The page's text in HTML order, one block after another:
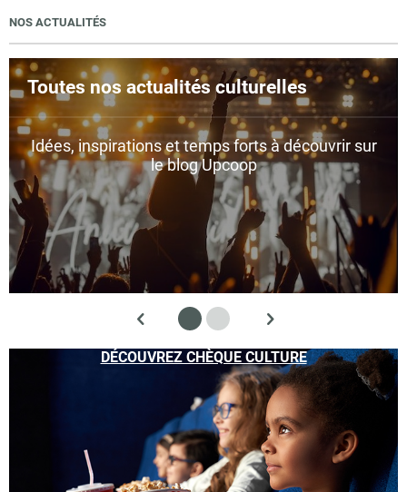
NOS ACTUALITÉS
Toutes nos actualités culturelles
Idées, inspirations et temps forts à découvrir sur
le blog Upcoop
DÉCOUVREZ CHÈQUE CULTURE